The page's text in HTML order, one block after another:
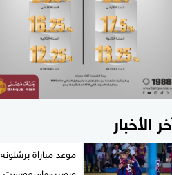
الأخبار
موعد مباراة برشلونة